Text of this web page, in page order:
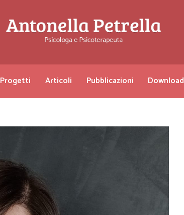
Progetti Articoli Pubblicazioni Download